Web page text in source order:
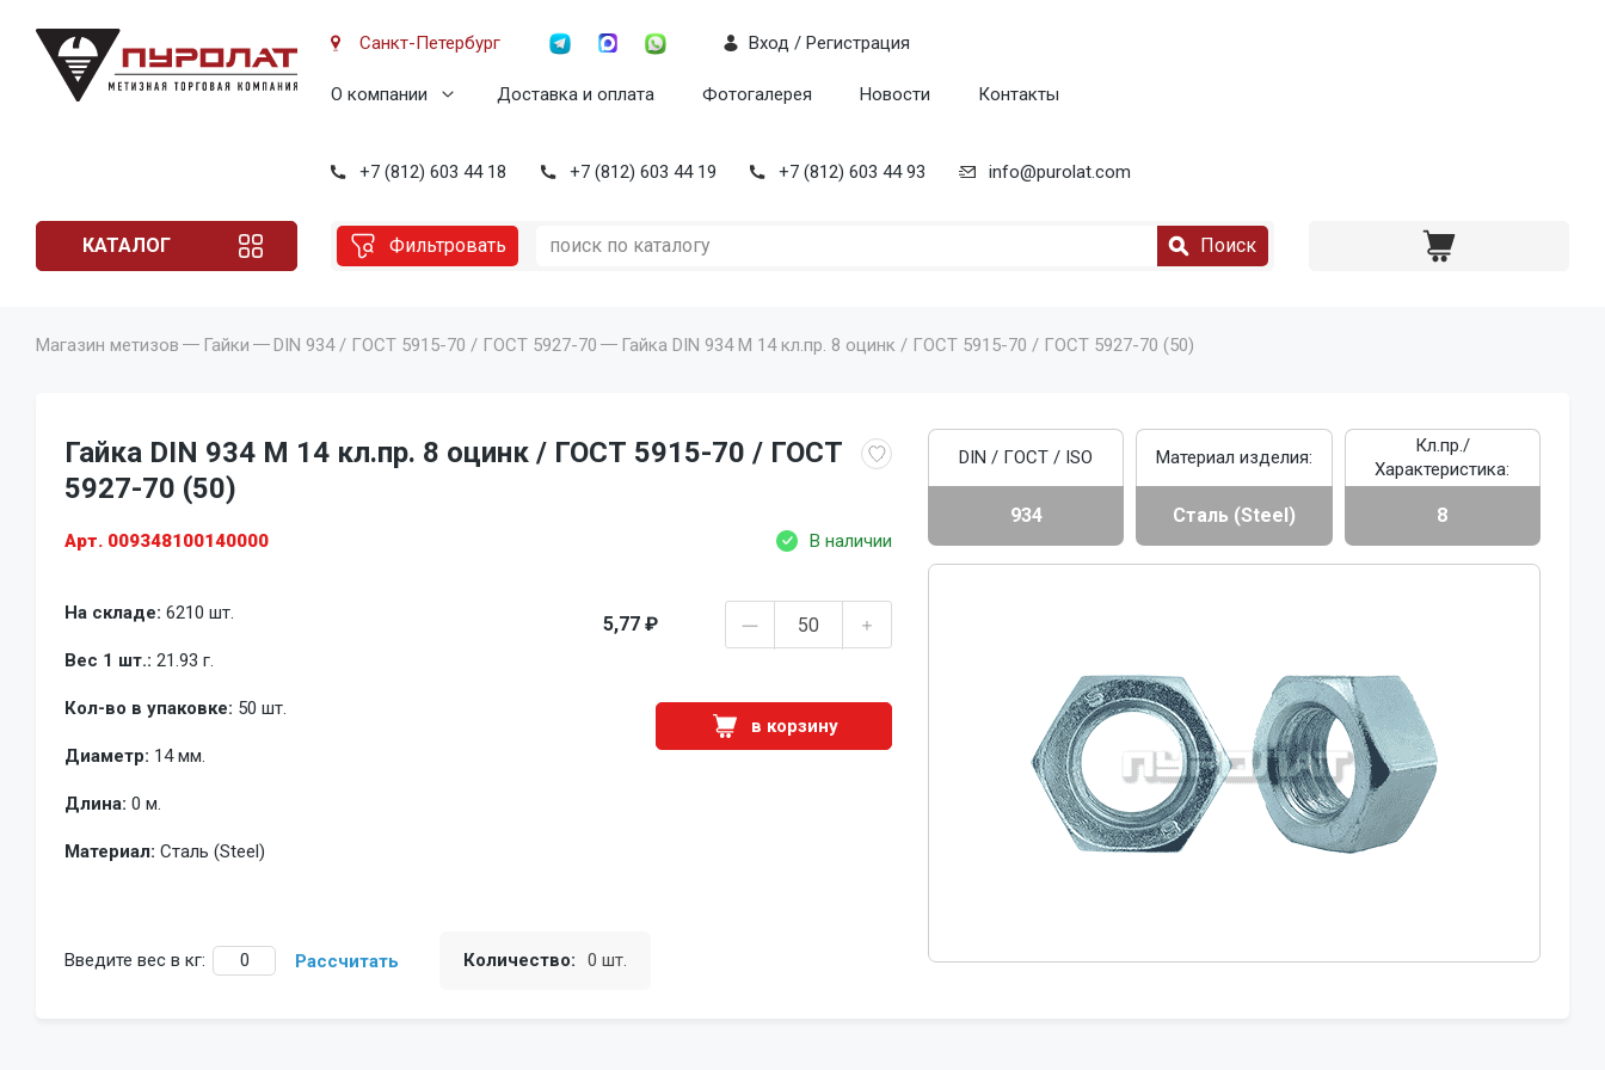
Санкт-Петербург
О компании Доставка и оплата Фотогалерея Новости Контакты
Вход / Регистрация
+7 (812) 603 44 18 +7 (812) 603 44 19 +7 (812) 603 44 93 info@purolat.com
КАТАЛОГ Фильтровать Поиск
Магазин метизов Гайки DIN 934 / ГОСТ 5915-70 / ГОСТ 5927-70 Гайка DIN 934 M 14 кл.пр. 8 оцинк / ГОСТ 5915-70 / ГОСТ 5927-70 (50)
Гайка DIN 934 M 14 кл.пр. 8 оцинк / ГОСТ 5915-70 / ГОСТ
5927-70 (50)
Арт. 009348100140000 В наличии
На складе: 6210 шт.
Вес 1 шт.: 21.93 г.
Кол-во в упаковке: 50 шт.
Диаметр: 14 мм.
Длина: 0 м.
Материал: Сталь (Steel)
5,77 ₽
в корзину
Введите вес в кг: Рассчитать Количество: 0 шт.
DIN / ГОСТ / ISO
934
Материал изделия:
Сталь (Steel)
Кл.пр./
Характеристика:
8